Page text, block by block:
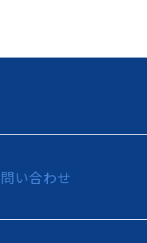
い合わせ